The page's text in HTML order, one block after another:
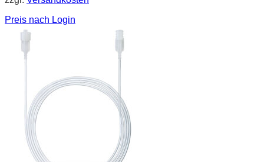
Preis nach Login